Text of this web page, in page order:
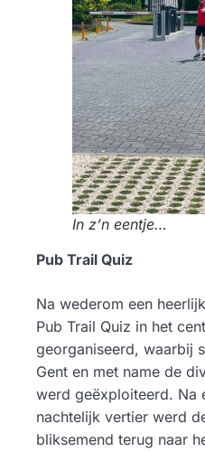
In z’n eentje…
Pub Trail Quiz
Na wederom een
Pub Trail Quiz in het
georganiseerd, waarbij
Gent en met name de
werd geëxploiteerd. Na
nachtelijk vertier werd
bliksemend terug naar